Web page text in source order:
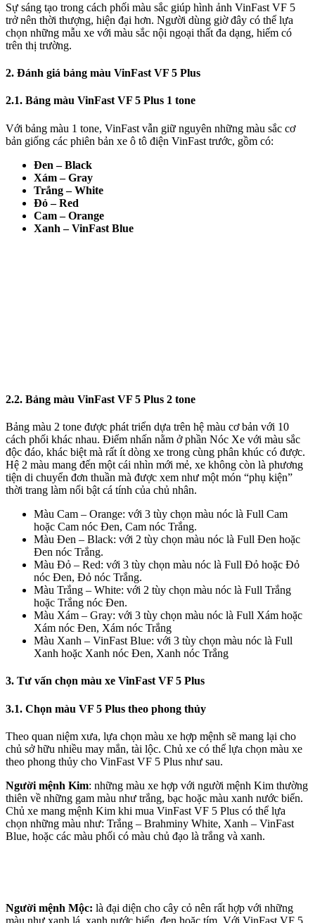
Sự sáng tạo trong cách phối màu sắc giúp hình ảnh VinFast VF 5
trở nên thời thượng, hiện đại hơn. Người dùng giờ đây có thể lựa
chọn những mẫu xe với màu sắc nội ngoại thất đa dạng, hiếm có
trên thị trường.
2. Đánh giá bảng màu VinFast VF 5 Plus
2.1. Bảng màu VinFast VF 5 Plus 1 tone
Với bảng màu 1 tone, VinFast vẫn giữ nguyên những màu sắc cơ
bản giống các phiên bản xe ô tô điện VinFast trước, gồm có:
Đen – Black
Xám – Gray
Trắng – White
Đỏ – Red
Cam – Orange
Xanh – VinFast Blue
2.2. Bảng màu VinFast VF 5 Plus 2 tone
Bảng màu 2 tone được phát triển dựa trên hệ màu cơ bản với 10
cách phối khác nhau. Điểm nhấn nằm ở phần Nóc Xe với màu sắc
độc đáo, khác biệt mà rất ít dòng xe trong cùng phân khúc có được.
Hệ 2 màu mang đến một cái nhìn mới mẻ, xe không còn là phương
tiện di chuyển đơn thuần mà được xem như một món “phụ kiện”
thời trang làm nổi bật cá tính của chủ nhân.
Màu Cam – Orange: với 3 tùy chọn màu nóc là Full Cam
hoặc Cam nóc Đen, Cam nóc Trắng.
Màu Đen – Black: với 2 tùy chọn màu nóc là Full Đen hoặc
Đen nóc Trắng.
Màu Đỏ – Red: với 3 tùy chọn màu nóc là Full Đỏ hoặc Đỏ
nóc Đen, Đỏ nóc Trắng.
Màu Trắng – White: với 2 tùy chọn màu nóc là Full Trắng
hoặc Trắng nóc Đen.
Màu Xám – Gray: với 3 tùy chọn màu nóc là Full Xám hoặc
Xám nóc Đen, Xám nóc Trắng
Màu Xanh – VinFast Blue: với 3 tùy chọn màu nóc là Full
Xanh hoặc Xanh nóc Đen, Xanh nóc Trắng
3. Tư vấn chọn màu xe VinFast VF 5 Plus
3.1. Chọn màu VF 5 Plus theo phong thủy
Theo quan niệm xưa, lựa chọn màu xe hợp mệnh sẽ mang lại cho
chủ sở hữu nhiều may mắn, tài lộc. Chủ xe có thể lựa chọn màu xe
theo phong thủy cho VinFast VF 5 Plus như sau.
Người mệnh Kim: những màu xe hợp với người mệnh Kim thường
thiên về những gam màu như trắng, bạc hoặc màu xanh nước biển.
Chủ xe mang mệnh Kim khi mua VinFast VF 5 Plus có thể lựa
chọn những màu như: Trắng – Brahminy White, Xanh – VinFast
Blue, hoặc các màu phối có màu chủ đạo là trắng và xanh.
Người mệnh Mộc: là đại diện cho cây cỏ nên rất hợp với những
màu như xanh lá, xanh nước biển, đen hoặc tím. Với VinFast VF 5